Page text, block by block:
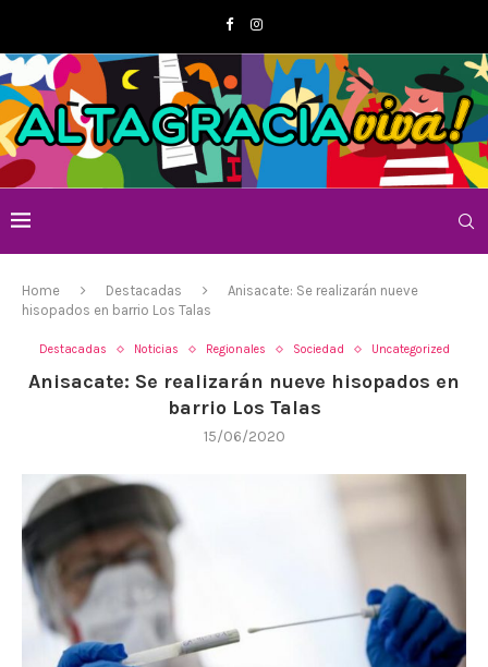
Home Destacadas
Anisacate: Se realizarán nueve
hisopados en barrio Los Talas
Destacadas Noticias Regionales Sociedad Uncategorized
Anisacate: Se realizarán nueve hisopados en
barrio Los Talas
15/06/2020